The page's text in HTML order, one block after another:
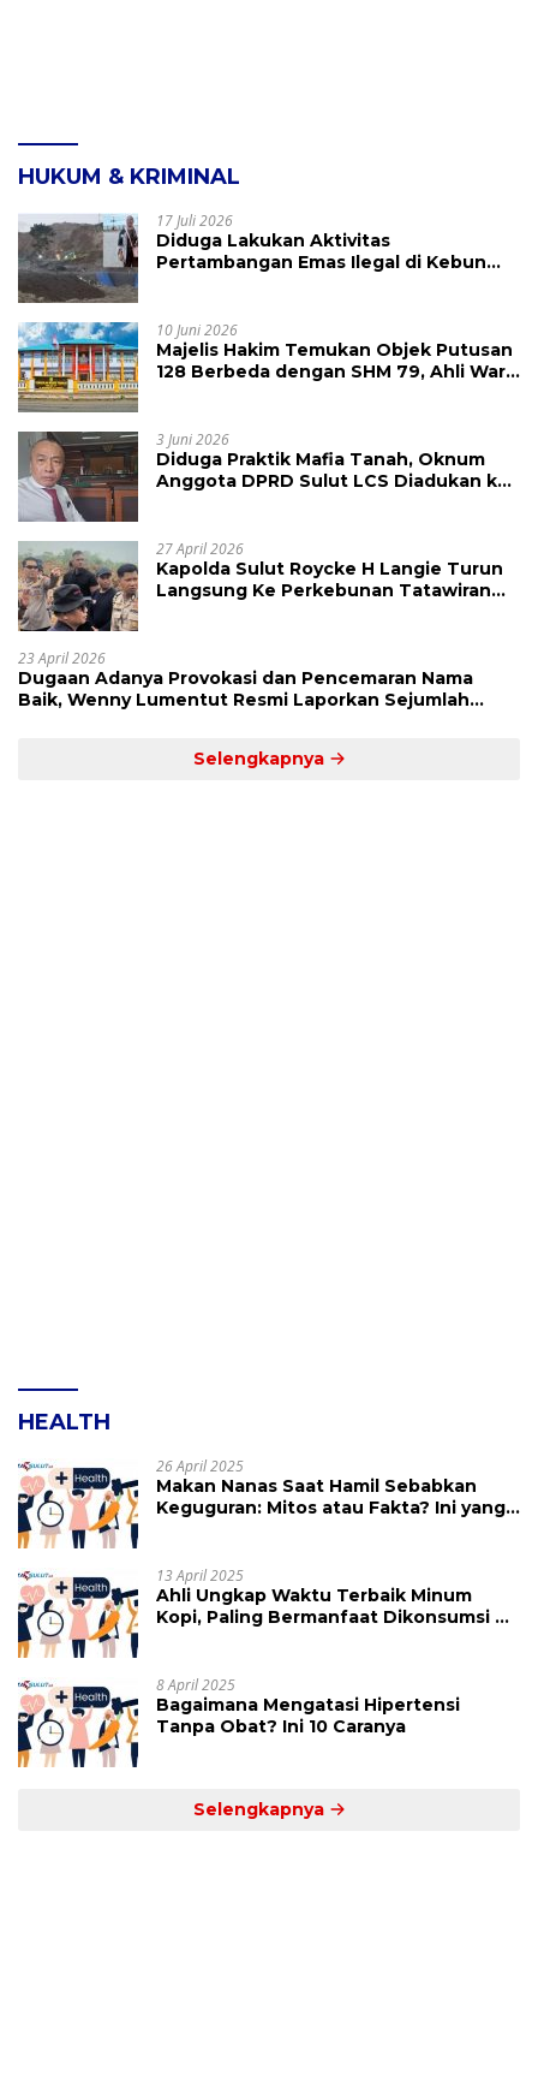
HUKUM & KRIMINAL
17 Juli 2026
Diduga Lakukan Aktivitas
Pertambangan Emas Ilegal di Kebun
10 Juni 2026
Majelis Hakim Temukan Objek Putusan
128 Berbeda dengan SHM 79, Ahli Waris
3 Juni 2026
Diduga Praktik Mafia Tanah, Oknum
Anggota DPRD Sulut LCS Diadukan ke
27 April 2026
Kapolda Sulut Roycke H Langie Turun
Langsung Ke Perkebunan Tatawiran
23 April 2026
Dugaan Adanya Provokasi dan Pencemaran Nama
Baik, Wenny Lumentut Resmi Laporkan Sejumlah
Selengkapnya
HEALTH
26 April 2025
Makan Nanas Saat Hamil Sebabkan
Keguguran: Mitos atau Fakta? Ini yang
13 April 2025
Ahli Ungkap Waktu Terbaik Minum
Kopi, Paling Bermanfaat Dikonsumsi di
8 April 2025
Bagaimana Mengatasi Hipertensi
Tanpa Obat? Ini 10 Caranya
Selengkapnya